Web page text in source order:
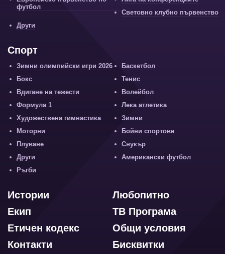
футбол
Световно клубно първенство
Други
Спорт
Зимни олимпийски игри 2026
Баскетбол
Бокс
Тенис
Вдигане на тежести
Волейбол
Формула 1
Лека атлетика
Художествена гимнастика
Зимни
Моторни
Бойни спортове
Плуване
Снукър
Други
Американски футбол
Ръгби
Любопитно
Истории
ТВ Програма
Екип
Общи условия
Етичен кодекс
Бисквитки
Контакти